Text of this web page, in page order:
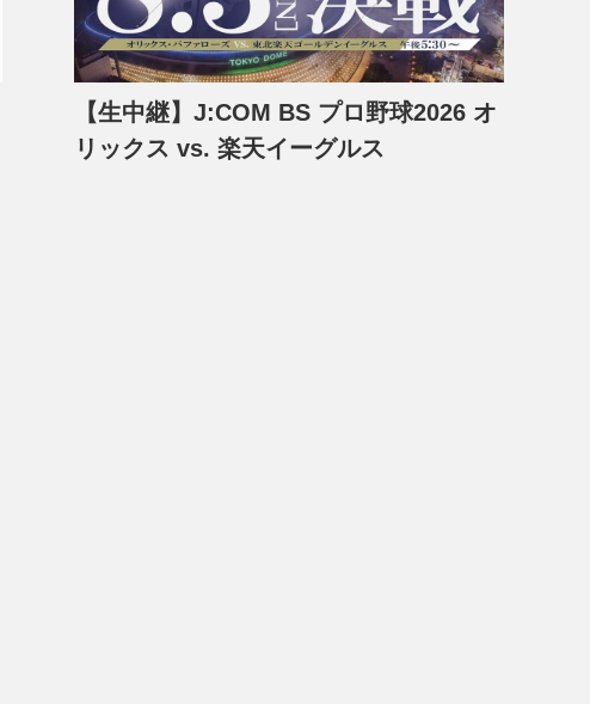
【生中継】J:COM BS プロ野球2026 オ
リックス vs. 楽天イーグルス